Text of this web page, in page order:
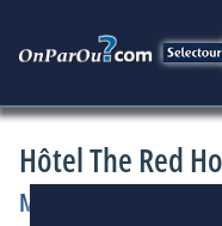
Hôtel The Red
Maroc